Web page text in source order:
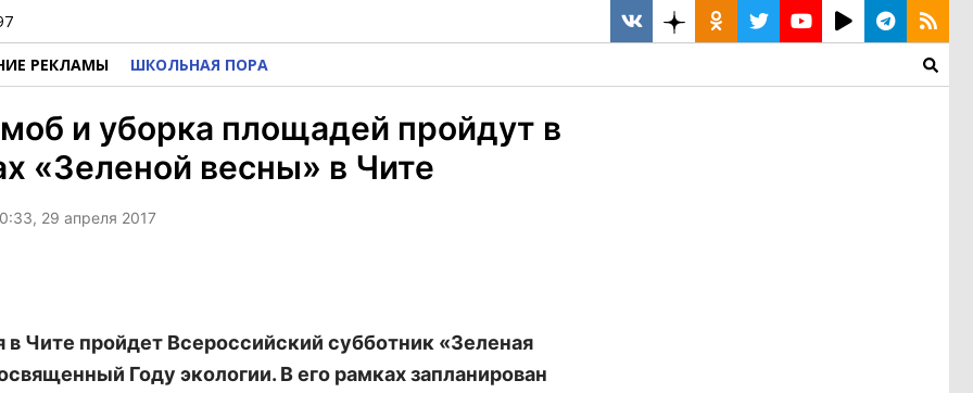
РЕКЛАМЫ ШКОЛЬНАЯ ПОРА
и уборка площадей пройдут в
«Зеленой весны» в Чите
29 апреля 2017
в Чите пройдет Всероссийский субботник «Зеленая
Году экологии. В его рамках запланирован